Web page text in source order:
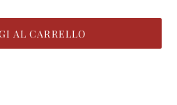
AL CARRELLO